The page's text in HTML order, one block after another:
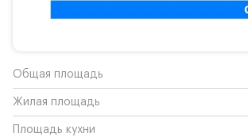
Общая площадь
Жилая площадь
Площадь кухни